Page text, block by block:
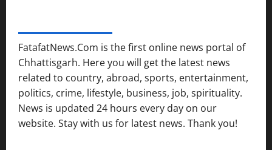
FatafatNews.Com is the first online news portal of
Chhattisgarh. Here you will get the latest news
related to country, abroad, sports, entertainment,
politics, crime, lifestyle, business, job, spirituality.
News is updated 24 hours every day on our
website. Stay with us for latest news. Thank you!